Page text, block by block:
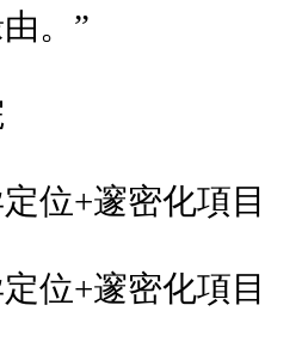
。”
位+邃密化項目
位+邃密化項目